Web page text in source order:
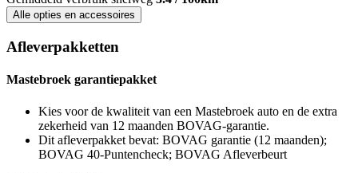
Alle opties en accessoires
Afleverpakketten
Mastebroek garantiepakket
Kies voor de kwaliteit van een Mastebroek auto en de extra
zekerheid van 12 maanden BOVAG-garantie.
Dit afleverpakket bevat: BOVAG garantie (12 maanden);
BOVAG 40-Puntencheck; BOVAG Afleverbeurt